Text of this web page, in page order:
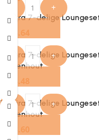
+
Provira 7-delige
433.64
+
Provira 7-delige
grenenhout
668.48
+
Provira 7-delige
grenenhout
613.60